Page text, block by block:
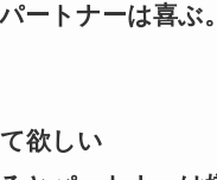
ートナーは喜ぶ。
欲しい